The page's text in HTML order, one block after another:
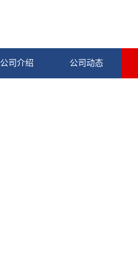
公司介绍 公司动态